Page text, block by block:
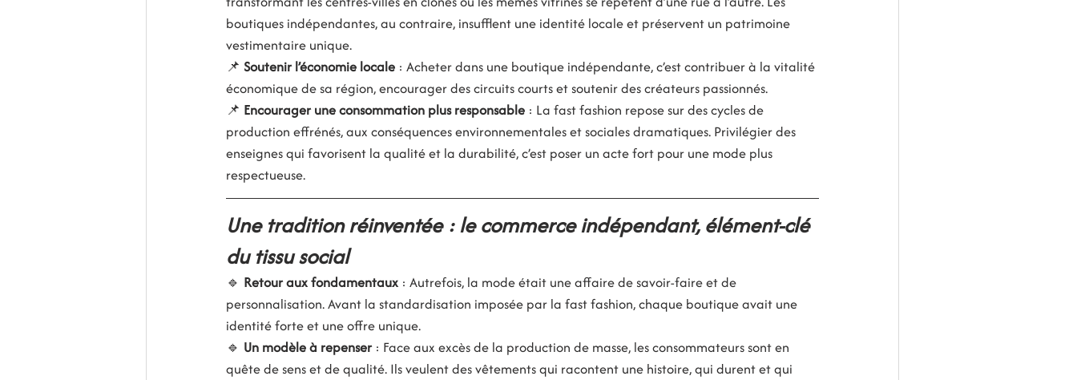
boutiques indépendantes, au contraire, insufflent une identité locale et préservent un patrimoine
vestimentaire unique.
📌 Soutenir l’économie locale : Acheter dans une boutique indépendante, c’est contribuer à la vitalité
économique de sa région, encourager des circuits courts et soutenir des créateurs passionnés.
📌 Encourager une consommation plus responsable : La fast fashion repose sur des cycles de
production effrénés, aux conséquences environnementales et sociales dramatiques. Privilégier des
enseignes qui favorisent la qualité et la durabilité, c’est poser un acte fort pour une mode plus
respectueuse.
Une tradition réinventée : le commerce indépendant, élément-clé
du tissu social
🔹 Retour aux fondamentaux : Autrefois, la mode était une affaire de savoir-faire et de
personnalisation. Avant la standardisation imposée par la fast fashion, chaque boutique avait une
identité forte et une offre unique.
🔹 Un modèle à repenser : Face aux excès de la production de masse, les consommateurs sont en
quête de sens et de qualité. Ils veulent des vêtements qui racontent une histoire, qui durent et qui